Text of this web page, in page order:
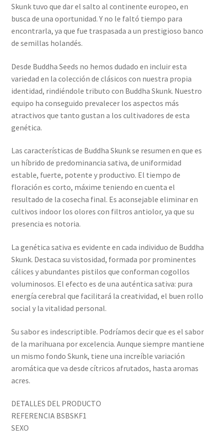
Skunk tuvo que dar el salto al continente europeo, en
busca de una oportunidad. Y no le faltó tiempo para
encontrarla, ya que fue traspasada a un prestigioso banco
de semillas holandés.
Desde Buddha Seeds no hemos dudado en incluir esta
variedad en la colección de clásicos con nuestra propia
identidad, rindiéndole tributo con Buddha Skunk. Nuestro
equipo ha conseguido prevalecer los aspectos más
atractivos que tanto gustan a los cultivadores de esta
genética.
Las características de Buddha Skunk se resumen en que es
un híbrido de predominancia sativa, de uniformidad
estable, fuerte, potente y productivo. El tiempo de
floración es corto, máxime teniendo en cuenta el
resultado de la cosecha final. Es aconsejable eliminar en
cultivos indoor los olores con filtros antiolor, ya que su
presencia es notoria.
La genética sativa es evidente en cada individuo de Buddha
Skunk. Destaca su vistosidad, formada por prominentes
cálices y abundantes pistilos que conforman cogollos
voluminosos. El efecto es de una auténtica sativa: pura
energía cerebral que facilitará la creatividad, el buen rollo
social y la vitalidad personal.
Su sabor es indescriptible. Podríamos decir que es el sabor
de la marihuana por excelencia. Aunque siempre mantiene
un mismo fondo Skunk, tiene una increíble variación
aromática que va desde cítricos afrutados, hasta aromas
acres.
DETALLES DEL PRODUCTO
REFERENCIA BSBSKF1
SEXO